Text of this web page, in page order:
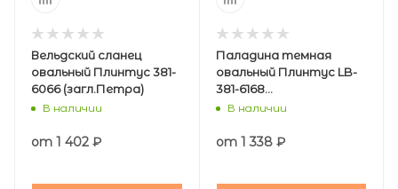
Вельдский сланец
овальный Плинтус 381-
6066 (загл.Петра)
В наличии
от 1 402 ₽
Паладина темная
овальный Плинтус LB-
381-6168
(загл.АЛЮМИНИЙ210)
В наличии
от 1 338 ₽